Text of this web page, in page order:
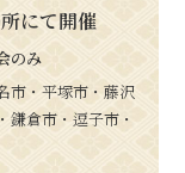
にて開催
のみ
市・平塚市・藤沢
倉市・逗子市・